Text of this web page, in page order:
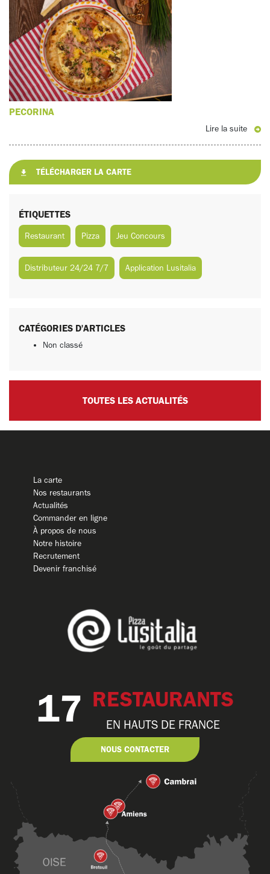
PECORINA
Lire la suite
TÉLÉCHARGER LA CARTE
ÉTIQUETTES
Restaurant Pizza Jeu Concours
Distributeur 24/24 7/7 Application Lusitalia
CATÉGORIES D'ARTICLES
Non classé
TOUTES LES ACTUALITÉS
La carte
Nos restaurants
Actualités
Commander en ligne
À propos de nous
Notre histoire
Recrutement
Devenir franchisé
17 RESTAURANTS
EN HAUTS DE FRANCE
NOUS CONTACTER